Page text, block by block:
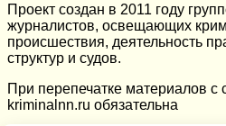
Проект создан в 2011 году
журналистов, освещающих
происшествия, деятельность
структур и судов.
При перепечатке материалов c
kriminalnn.ru обязательна